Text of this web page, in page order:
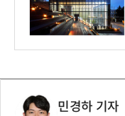
민경하 기자